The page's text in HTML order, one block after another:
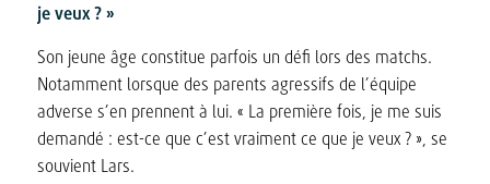
je veux ? »
Son jeune âge constitue parfois un défi lors des matchs.
Notamment lorsque des parents agressifs de l’équipe
adverse s’en prennent à lui. « La première fois, je me suis
demandé : est-ce que c’est vraiment ce que je veux ? », se
souvient Lars.